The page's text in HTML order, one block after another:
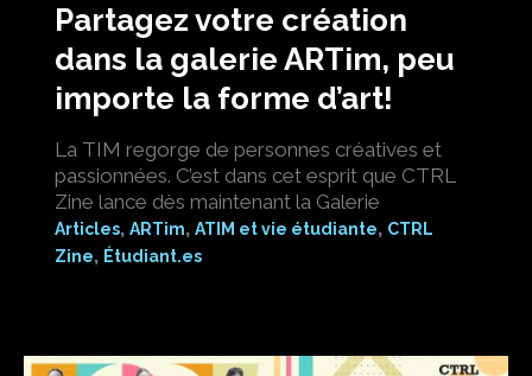
Partagez votre création
dans la galerie ARTim, peu
importe la forme d’art!
La TIM regorge de personnes créatives et
passionnées. C’est dans cet esprit que CTRL
Zine lance dès maintenant la Galerie
Articles, ARTim, ATIM et vie étudiante, CTRL
Zine, Étudiant.es